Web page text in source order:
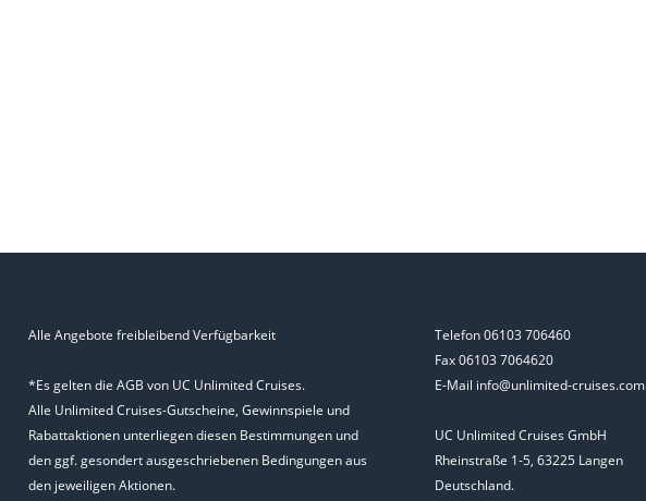
Alle Angebote freibleibend Verfügbarkeit
*Es gelten die AGB von UC Unlimited Cruises.
Alle Unlimited Cruises-Gutscheine, Gewinnspiele und
Rabattaktionen unterliegen diesen Bestimmungen und
den ggf. gesondert ausgeschriebenen Bedingungen aus
den jeweiligen Aktionen.
Telefon 06103 706460
Fax 06103 7064620
E-Mail info@unlimited-cruises.com
UC Unlimited Cruises GmbH
Rheinstraße 1-5, 63225 Langen
Deutschland.